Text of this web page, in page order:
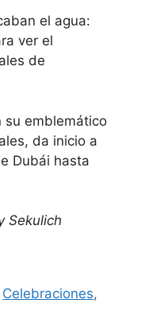
el agua:
ver el
de
su emblemático
da inicio a
Dubái hasta
Sekulich
Celebraciones,